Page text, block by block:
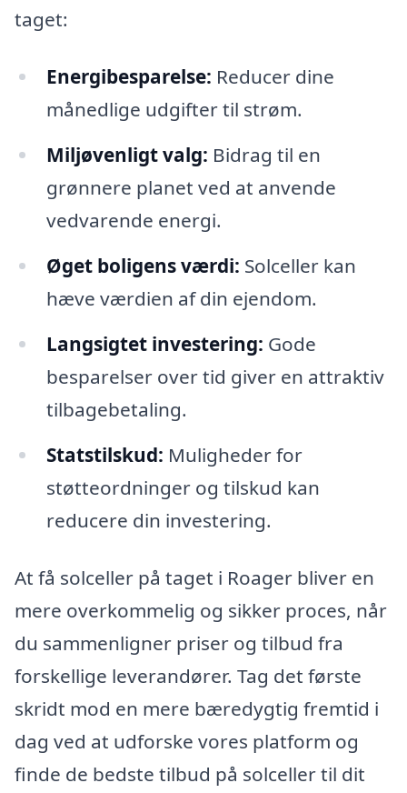
taget:
Energibesparelse: Reducer dine
månedlige udgifter til strøm.
Miljøvenligt valg: Bidrag til en
grønnere planet ved at anvende
vedvarende energi.
Øget boligens værdi: Solceller kan
hæve værdien af din ejendom.
Langsigtet investering: Gode
besparelser over tid giver en attraktiv
tilbagebetaling.
Statstilskud: Muligheder for
støtteordninger og tilskud kan
reducere din investering.
At få solceller på taget i Roager bliver en
mere overkommelig og sikker proces, når
du sammenligner priser og tilbud fra
forskellige leverandører. Tag det første
skridt mod en mere bæredygtig fremtid i
dag ved at udforske vores platform og
finde de bedste tilbud på solceller til dit